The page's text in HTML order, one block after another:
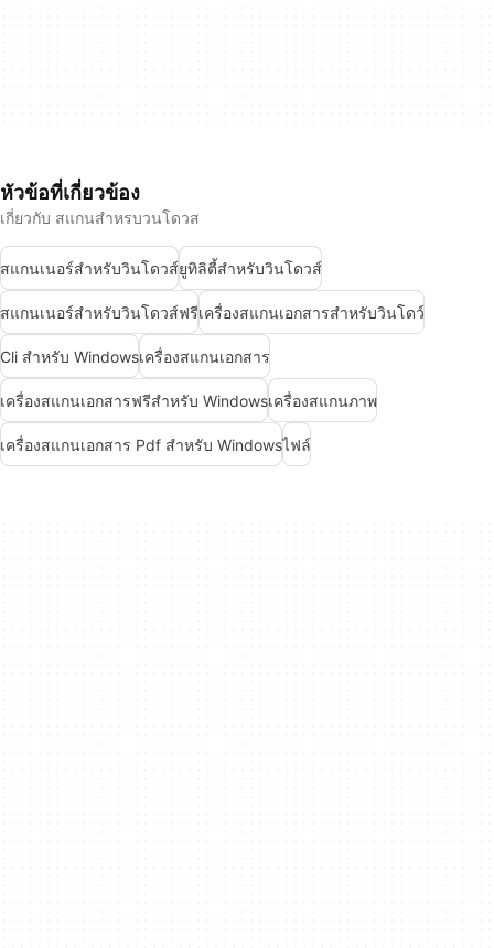
หัวข้อที่เกี่ยวข้อง
เกี่ยวกับ สแกนสำหรบวนโดวส
สแกนเนอร์สำหรับวินโดวส์ยูทิลิตี้สำหรับวินโดวส์
สแกนเนอร์สำหรับวินโดวส์ฟรีเครื่องสแกนเอกสารสำหรับวินโดว์
Cli สำหรับ Windowsเครื่องสแกนเอกสาร
เครื่องสแกนเอกสารฟรีสำหรับ Windowsเครื่องสแกนภาพ
เครื่องสแกนเอกสาร Pdf สำหรับ Windowsไฟล์